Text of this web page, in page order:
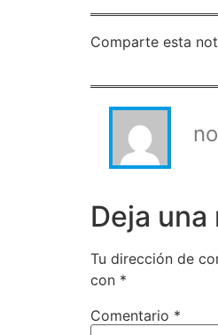
Comparte esta
Deja
Tu dirección de
con *
Comentario *